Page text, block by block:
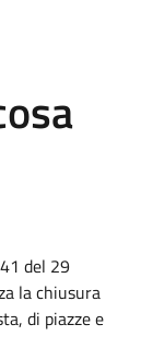
del 29
la chiusura
di piazze e